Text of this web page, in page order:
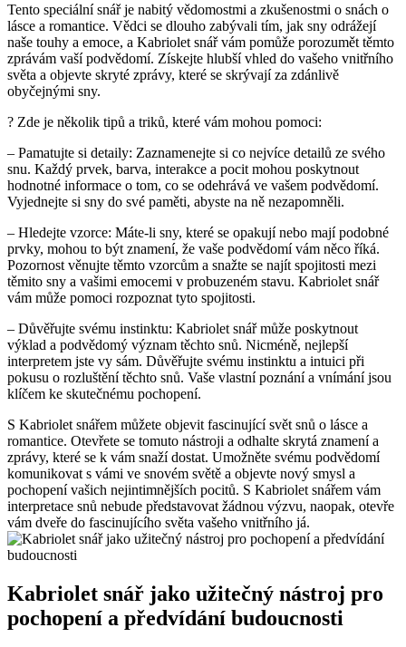
Tento speciální snář je nabitý vědomostmi a zkušenostmi o snách o
lásce a romantice. Vědci se dlouho zabývali tím, jak sny odrážejí
naše touhy a emoce, a Kabriolet snář vám pomůže porozumět těmto
zprávám vaší podvědomí. Získejte hlubší vhled do vašeho vnitřního
světa a objevte skryté zprávy, které se skrývají za zdánlivě
obyčejnými sny.
? Zde je několik tipů a triků, které vám mohou pomoci:
– Pamatujte si detaily: Zaznamenejte si co nejvíce detailů ze svého
snu. Každý prvek, barva, interakce a pocit mohou poskytnout
hodnotné informace o tom, co se odehrává ve vašem podvědomí.
Vyjednejte si sny do své paměti, abyste na ně nezapomněli.
– Hledejte vzorce: Máte-li sny, které se opakují nebo mají podobné
prvky, mohou to být znamení, že vaše podvědomí vám něco říká.
Pozornost věnujte těmto vzorcům a snažte se najít spojitosti mezi
těmito sny a vašimi emocemi v probuzeném stavu. Kabriolet snář
vám může pomoci rozpoznat tyto spojitosti.
– Důvěřujte svému instinktu: Kabriolet snář může poskytnout
výklad a podvědomý význam těchto snů. Nicméně, nejlepší
interpretem jste vy sám. Důvěřujte svému instinktu a intuici při
pokusu o rozluštění těchto snů. Vaše vlastní poznání a vnímání jsou
klíčem ke skutečnému pochopení.
S Kabriolet snářem můžete objevit fascinující svět snů o lásce a
romantice. Otevřete se tomuto nástroji a odhalte skrytá znamení a
zprávy, které se k vám snaží dostat. Umožněte svému podvědomí
komunikovat s vámi ve snovém světě a objevte nový smysl a
pochopení vašich nejintimnějších pocitů. S Kabriolet snářem vám
interpretace snů nebude představovat žádnou výzvu, naopak, otevře
vám dveře do fascinujícího světa vašeho vnitřního já.
Kabriolet snář jako užitečný nástroj pro
pochopení a předvídání budoucnosti